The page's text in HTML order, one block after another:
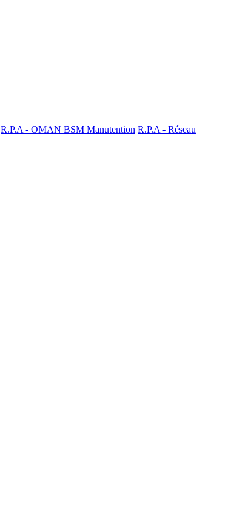
R.P.A - OMAN BSM Manutention R.P.A - Réseau